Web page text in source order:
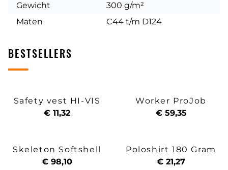
Gewicht
300 g/m²
Maten
C44 t/m D124
BESTSELLERS
Safety vest HI-VIS
€ 11,32
Worker ProJob
€ 59,35
Skeleton Softshell
€ 98,10
Poloshirt 180 Gram
€ 21,27